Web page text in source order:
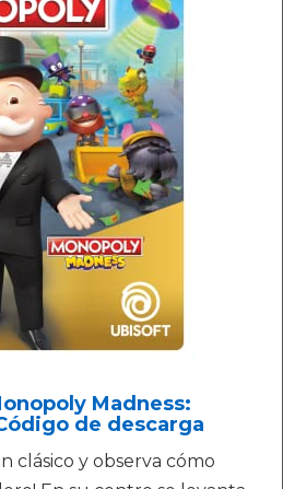
Madness:
de descarga
clásico y observa cómo